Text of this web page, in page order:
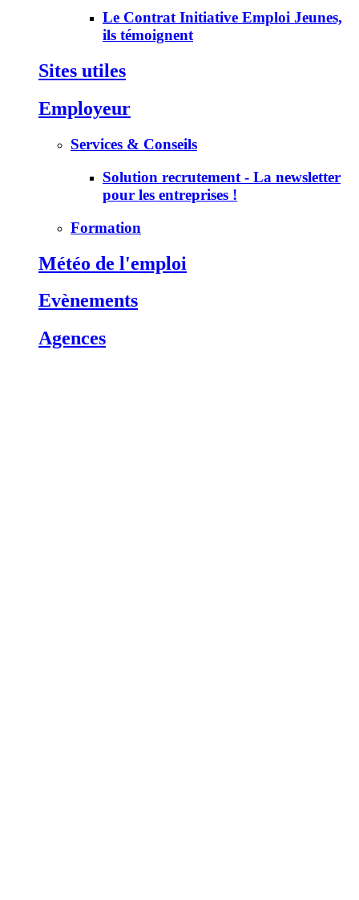
Le Contrat Initiative Emploi Jeunes,
ils témoignent
Sites utiles
Employeur
Services & Conseils
Solution recrutement - La newsletter
pour les entreprises !
Formation
Météo de l'emploi
Evènements
Agences